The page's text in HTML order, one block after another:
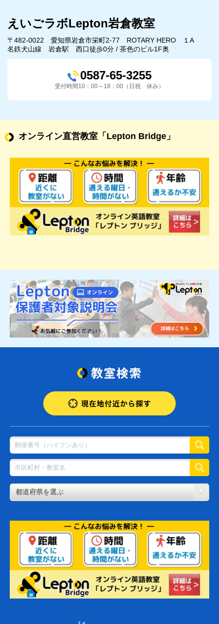
えいごラボLepton岩倉教室
〒482-0022 愛知県岩倉市栄町2-77 ROTARY HERO １A
名鉄犬山線 岩倉駅 西口徒歩0分 / 茶色のビル1F奥
0587-65-3255
受付時間10：00～18：00（日祝 休み）
オンライン直営教室 「Lepton Bridge」